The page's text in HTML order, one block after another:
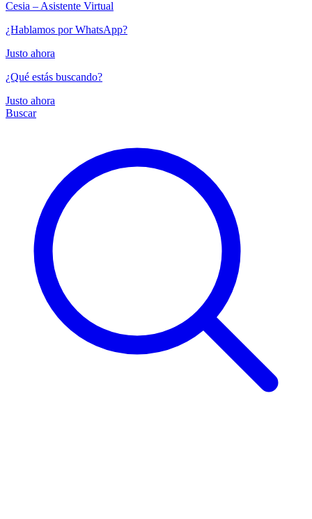
Cesia – Asistente Virtual
¿Hablamos por WhatsApp?
Justo ahora
¿Qué estás buscando?
Justo ahora
Buscar